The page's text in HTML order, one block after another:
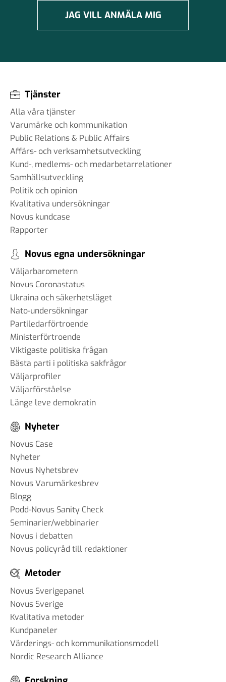
JAG VILL ANMÄLA MIG
Tjänster
Alla våra tjänster
Varumärke och kommunikation
Public Relations & Public Affairs
Affärs- och verksamhetsutveckling
Kund-, medlems- och medarbetarrelationer
Samhällsutveckling
Politik och opinion
Kvalitativa undersökningar
Novus kundcase
Rapporter
Novus egna undersökningar
Väljarbarometern
Novus Coronastatus
Ukraina och säkerhetsläget
Nato-undersökningar
Partiledarförtroende
Ministerförtroende
Viktigaste politiska frågan
Bästa parti i politiska sakfrågor
Väljarprofiler
Väljarförståelse
Länge leve demokratin
Nyheter
Novus Case
Nyheter
Novus Nyhetsbrev
Novus Varumärkesbrev
Blogg
Podd-Novus Sanity Check
Seminarier/webbinarier
Novus i debatten
Novus policyråd till redaktioner
Metoder
Novus Sverigepanel
Novus Sverige
Kvalitativa metoder
Kundpaneler
Värderings- och kommunikationsmodell
Nordic Research Alliance